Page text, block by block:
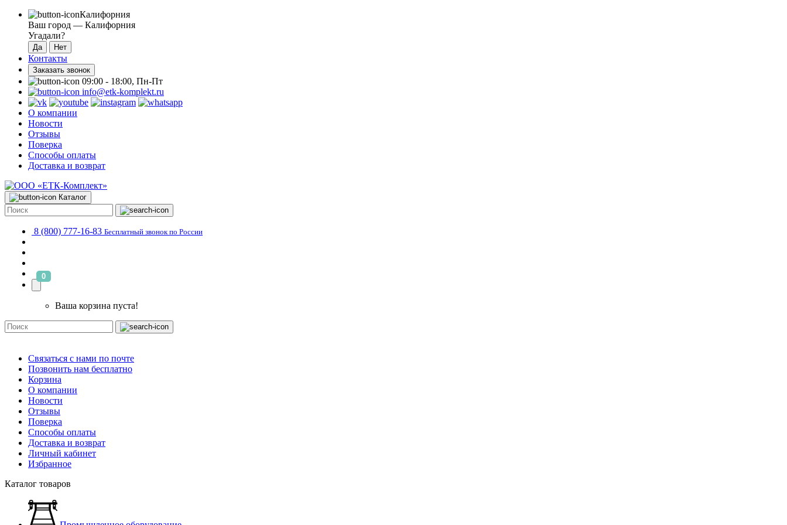
Калифорния
Ваш город — Калифорния
Угадали?
Контакты
Заказать звонок
09:00 - 18:00, Пн-Пт
info@etk-komplekt.ru
О компании
Новости
Отзывы
Поверка
Способы оплаты
Доставка и возврат
Каталог
8 (800) 777-16-83 Бесплатный звонок по России
0
Ваша корзина пуста!
Связаться с нами по почте
Позвонить нам бесплатно
Корзина
О компании
Новости
Отзывы
Поверка
Способы оплаты
Доставка и возврат
Личный кабинет
Избранное
Каталог товаров